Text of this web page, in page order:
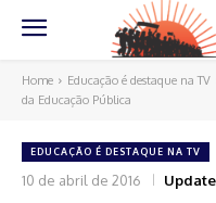
Home Educação é destaque na TV
da Educação Pública
EDUCAÇÃO É DESTAQUE NA TV
10 de abril de 2016